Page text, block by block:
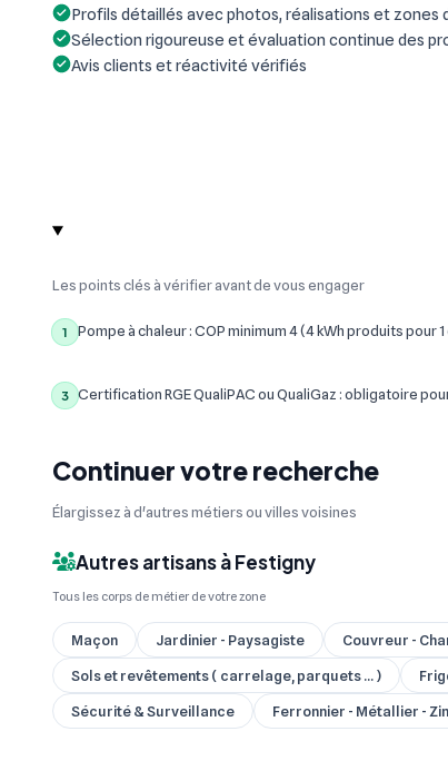
Profils détaillés avec photos, réalisations et zones
Sélection rigoureuse et évaluation continue des
Avis clients et réactivité vérifiés
Les points clés à vérifier avant de vous engager
1 Pompe à chaleur : COP minimum 4 (4 kWh produits
3 Certification RGE QualiPAC ou QualiGaz : obligatoire
Continuer votre recherche
Élargissez à d'autres métiers ou villes voisines
Autres artisans à Festigny
Tous les corps de métier de votre zone
Maçon Jardinier - Paysagiste Couvreur -
Sols et revêtements ( carrelage, parquets ... )
Sécurité & Surveillance
Ferronnier - Métallier -